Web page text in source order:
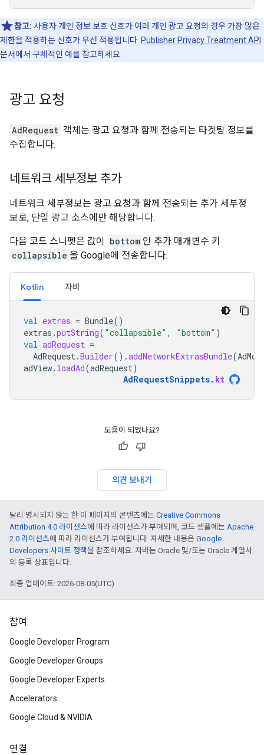
참고: 사용자 개인 정보 보호 신호가 여러 개인 광고 요청의 경우 가장 많은
제한을 적용하는 신호가 우선 적용됩니다. Publisher Privacy Treatment API
문서에서 구체적인 예를 참고하세요.
광고 요청
AdRequest 객체는 광고 요청과 함께 전송되는 타겟팅 정보를
수집합니다.
네트워크 세부정보 추가
네트워크 세부정보는 광고 요청과 함께 전송되는 추가 세부정
보로, 단일 광고 소스에만 해당합니다.
다음 코드 스니펫은 값이 bottom 인 추가 매개변수 키
collapsible 을 Google에 전송합니다.
Kotlin 자바
val extras = Bundle()
extras .putString( "collapsible" , "bottom" )
val adRequest =
AdRequest.Builder().addNetworkExtrasBundle(
adView. loadAd(adRequest)
AdRequestSnippets. kt
도움이 되었나요?
의견 보내기
달리 명시되지 않는 한 이 페이지의 콘텐츠에는 Creative Commons
Attribution 4.0 라이선스에 따라 라이선스가 부여되며, 코드 샘플에는 Apache
2.0 라이선스에 따라 라이선스가 부여됩니다. 자세한 내용은 Google
Developers 사이트 정책을 참조하세요. 자바는 Oracle 및/또는 Oracle 계열사
의 등록 상표입니다.
최종 업데이트: 2026-08-05(UTC)
참여
Google Developer Program
Google Developer Groups
Google Developer Experts
Accelerators
Google Cloud & NVIDIA
연결